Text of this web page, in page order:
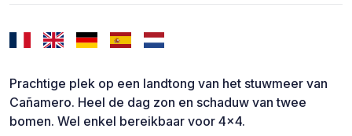
Prachtige plek op een landtong van het stuwmeer van
Cañamero. Heel de dag zon en schaduw van twee
bomen. Wel enkel bereikbaar voor 4x4.